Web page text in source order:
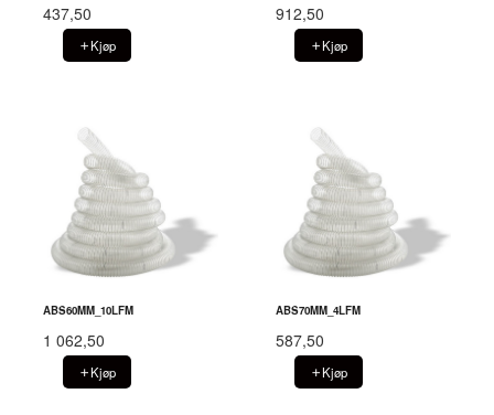
437,50
Kjøp
912,50
Kjøp
ABS60MM_10LFM
1 062,50
Kjøp
ABS70MM_4LFM
587,50
Kjøp